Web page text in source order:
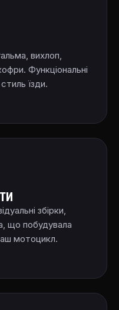
вихлоп,
Функціональні
їзди.
збірки,
що побудувала
мотоцикл.